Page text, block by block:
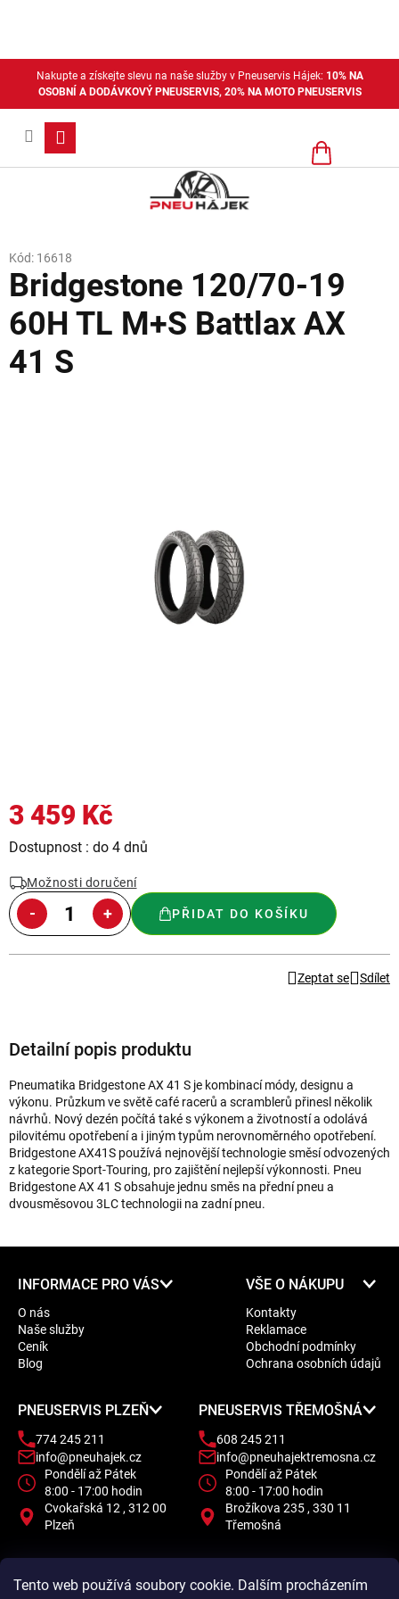
Tento web používá soubory cookie. Dalším procházením
Nakupte a získejte slevu na naše služby v Pneuservis Hájek: 10% NA
OSOBNÍ A DODÁVKOVÝ PNEUSERVIS, 20% NA MOTO PNEUSERVIS
Nákupní
Bridgestone 120/70-19
60H TL M+S Battlax AX
41 S
Kód: 16618
3 459 Kč
Měrná
Dostupnost : do 4 dnů
Možnosti doručení
PŘIDAT DO KOŠÍKU
Zeptat se Sdílet
Detailní popis produktu
Pneumatika Bridgestone AX 41 S je kombinací módy, designu a
výkonu. Průzkum ve světě café racerů a scramblerů přinesl několik
návrhů. Nový dezén počítá také s výkonem a životností a odolává
pilovitému opotřebení a i jiným typům nerovnoměrného opotřebení.
Bridgestone AX41S používá nejnovější technologie směsí odvozených
z kategorie Sport-Touring, pro zajištění nejlepší výkonnosti. Pneu
Bridgestone AX 41 S obsahuje jednu směs na přední pneu a
dvousměsovou 3LC technologii na zadní pneu.
INFORMACE PRO VÁS
O nás
Naše služby
Ceník
Blog
VŠE O NÁKUPU
Kontakty
Reklamace
Obchodní podmínky
Ochrana osobních údajů
PNEUSERVIS PLZEŇ
774 245 211
info@pneuhajek.cz
Pondělí až Pátek
8:00 - 17:00 hodin
Cvokařská 12 , 312 00
Plzeň
PNEUSERVIS TŘEMOŠNÁ
608 245 211
info@pneuhajektremosna.cz
Pondělí až Pátek
8:00 - 17:00 hodin
Brožíkova 235 , 330 11
Třemošná